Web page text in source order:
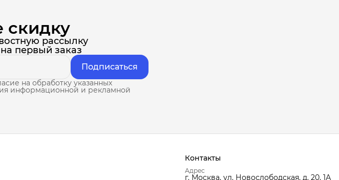
скидку
рассылку
первый заказ
Подписаться
на обработку указанных
информационной и рекламной
Контакты
Адрес
г. Москва, ул. Новослободская, д. 20, 1А